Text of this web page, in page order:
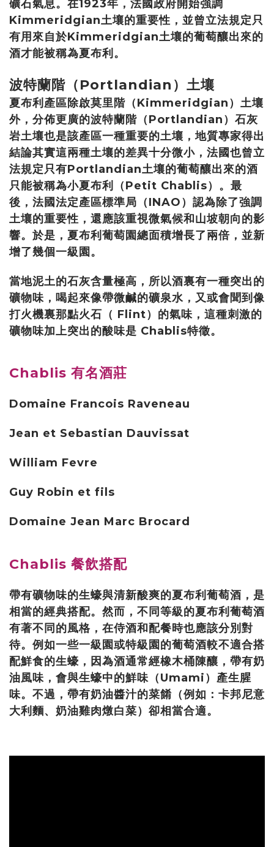
礦石氣息。在1923年，法國政府開始強調
Kimmeridgian土壤的重要性，並曾立法規定只
有用來自於Kimmeridgian土壤的葡萄釀出來的
酒才能被稱為夏布利。
波特蘭階（Portlandian）土壤
夏布利產區除啟莫里階（Kimmeridgian）土壤
外，分佈更廣的波特蘭階（Portlandian）石灰
岩土壤也是該產區一種重要的土壤，地質專家得出
結論其實這兩種土壤的差異十分微小，法國也曾立
法規定只有Portlandian土壤的葡萄釀出來的酒
只能被稱為小夏布利（Petit Chablis）。最
後，法國法定產區標準局（INAO）認為除了強調
土壤的重要性，還應該重視微氣候和山坡朝向的影
響。於是，夏布利葡萄園總面積增長了兩倍，並新
增了幾個一級園。
當地泥土的石灰含量極高，所以酒裏有一種突出的
礦物味，喝起來像帶微鹹的礦泉水，又或會聞到像
打火機裏那點火石（ Flint）的氣味，這種刺激的
礦物味加上突出的酸味是 Chablis特徵。
Chablis 有名酒莊
Domaine Francois Raveneau
Jean et Sebastian Dauvissat
William Fevre
Guy Robin et fils
Domaine Jean Marc Brocard
Chablis 餐飲搭配
帶有礦物味的生蠔與清新酸爽的夏布利葡萄酒，是
相當的經典搭配。然而，不同等級的夏布利葡萄酒
有著不同的風格，在侍酒和配餐時也應該分別對
待。例如一些一級園或特級園的葡萄酒較不適合搭
配鮮食的生蠔，因為酒通常經橡木桶陳釀，帶有奶
油風味，會與生蠔中的鮮味（Umami）產生腥
味。不過，帶有奶油醬汁的菜餚（例如：卡邦尼意
大利麵、奶油雞肉燉白菜）卻相當合適。